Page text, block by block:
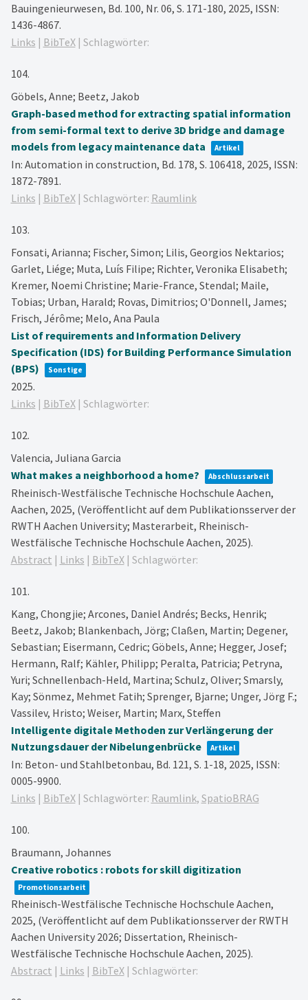
Bauingenieurwesen, Bd. 100, Nr. 06, S. 171-180, 2025, ISSN:
1436-4867.
Links | BibTeX| Schlagwörter:
104.
Göbels, Anne; Beetz, Jakob
Graph-based method for extracting spatial information
from semi-formal text to derive 3D bridge and damage
models from legacy maintenance data
Artikel
In: Automation in construction, Bd. 178, S. 106418, 2025, ISSN:
1872-7891.
Links | BibTeX| Schlagwörter: Raumlink
103.
Fonsati, Arianna; Fischer, Simon; Lilis, Georgios Nektarios;
Garlet, Liége; Muta, Luís Filipe; Richter, Veronika Elisabeth;
Kremer, Noemi Christine; Marie-France, Stendal; Maile,
Tobias; Urban, Harald; Rovas, Dimitrios; O'Donnell, James;
Frisch, Jérôme; Melo, Ana Paula
List of requirements and Information Delivery
Specification (IDS) for Building Performance Simulation
(BPS)
Sonstige
2025.
Links | BibTeX| Schlagwörter:
102.
Valencia, Juliana Garcia
What makes a neighborhood a home?
Abschlussarbeit
Rheinisch-Westfälische Technische Hochschule Aachen,
Aachen, 2025, (Veröffentlicht auf dem Publikationsserver der
RWTH Aachen University; Masterarbeit, Rheinisch-
Westfälische Technische Hochschule Aachen, 2025).
Abstract | Links | BibTeX| Schlagwörter:
101.
Kang, Chongjie; Arcones, Daniel Andrés; Becks, Henrik;
Beetz, Jakob; Blankenbach, Jörg; Claßen, Martin; Degener,
Sebastian; Eisermann, Cedric; Göbels, Anne; Hegger, Josef;
Hermann, Ralf; Kähler, Philipp; Peralta, Patricia; Petryna,
Yuri; Schnellenbach-Held, Martina; Schulz, Oliver; Smarsly,
Kay; Sönmez, Mehmet Fatih; Sprenger, Bjarne; Unger, Jörg F.;
Vassilev, Hristo; Weiser, Martin; Marx, Steffen
Intelligente digitale Methoden zur Verlängerung der
Nutzungsdauer der Nibelungenbrücke
Artikel
In: Beton- und Stahlbetonbau, Bd. 121, S. 1-18, 2025, ISSN:
0005-9900.
Links | BibTeX| Schlagwörter: Raumlink, SpatioBRAG
100.
Braumann, Johannes
Creative robotics : robots for skill digitization
Promotionsarbeit
Rheinisch-Westfälische Technische Hochschule Aachen,
2025, (Veröffentlicht auf dem Publikationsserver der RWTH
Aachen University 2026; Dissertation, Rheinisch-
Westfälische Technische Hochschule Aachen, 2025).
Abstract | Links | BibTeX| Schlagwörter: